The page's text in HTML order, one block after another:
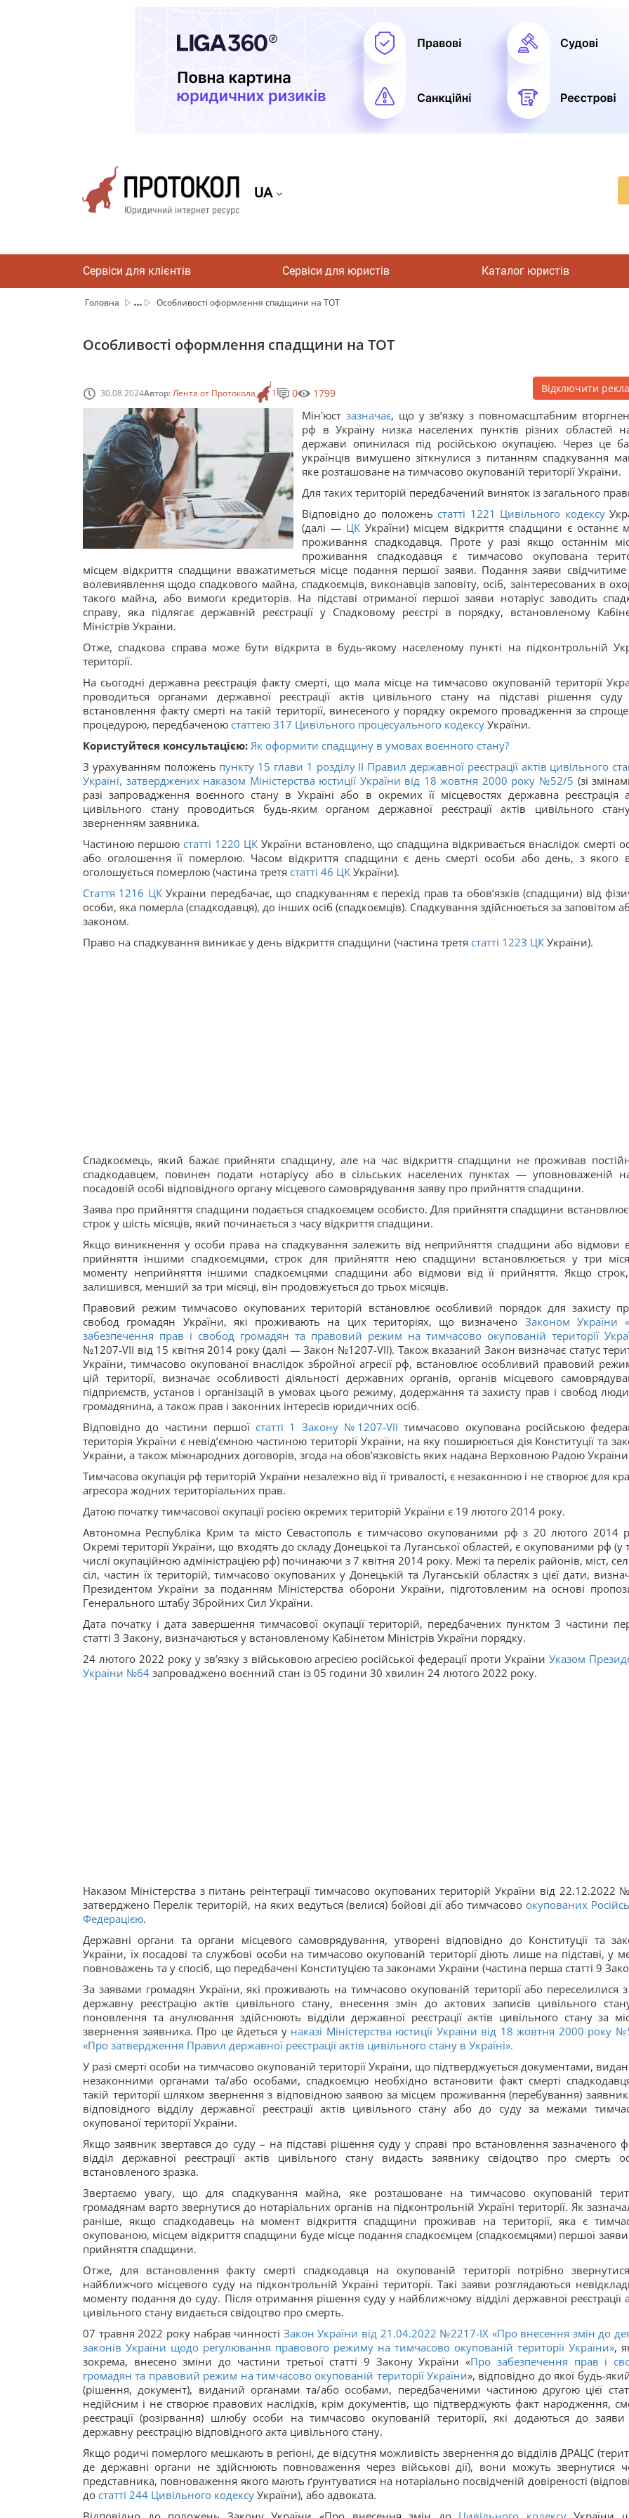
UA
Сервіси для клієнтів Сервіси для юристів Каталог юристів
Головна ... Особливості оформлення спадщини на ТОТ
Особливості оформлення спадщини на ТОТ
30.08.2024Автор:Лента от Протокола 1 0 1799 Відключити
Мін'юст зазначає, що у зв’язку з повномасштабним
рф в Україну низка населених пунктів різних областей
держави опинилася під російською окупацією. Через це
українців вимушено зіткнулися з питанням спадкування
яке розташоване на тимчасово окупованій території України.
Для таких територій передбачений виняток із загального
Відповідно до положеньстатті 1221 Цивільного кодексу
(далі — ЦК України) місцем відкриття спадщини є останнє
проживання спадкодавця. Проте у разі якщо останнім
проживання спадкодавця є тимчасово окупована
місцем відкриття спадщини вважатиметься місце подання першої заяви. Подання заяви
волевиявлення щодо спадкового майна, спадкоємців, виконавців заповіту, осіб, заінтересованих в
такого майна, або вимоги кредиторів. На підставі отриманої першої заяви нотаріус заводить
справу, яка підлягає державній реєстрації у Спадковому реєстрі в порядку, встановленому
Міністрів України.
Отже, спадкова справа може бути відкрита в будь-якому населеному пункті на підконтрольній
території.
На сьогодні державна реєстрація факту смерті, що мала місце на тимчасово окупованій території
проводиться органами державної реєстрації актів цивільного стану на підставі рішення
встановлення факту смерті на такій території, винесеного у порядку окремого провадження за
процедурою, передбаченою статтею 317 Цивільного процесуального кодексу України.
Користуйтеся консультацією: Як оформити спадщину в умовах воєнного стану?
З урахуванням положень пункту 15 глави 1 розділу II Правил державної реєстрації актів цивільного
Україні, затверджених наказом Міністерства юстиції України від 18 жовтня 2000 року №52/5 (зі
разі запровадження воєнного стану в Україні або в окремих її місцевостях державна реєстрація
цивільного стану проводиться будь-яким органом державної реєстрації актів цивільного
зверненням заявника.
Частиною першою статті 1220 ЦКУкраїни встановлено, що спадщина відкривається внаслідок смерті
або оголошення її померлою. Часом відкриття спадщини є день смерті особи або день, з якого
оголошується померлою (частина третя статті 46 ЦК України).
Стаття 1216 ЦКУкраїни передбачає, що спадкуванням є перехід прав та обов’язків (спадщини) від
особи, яка померла (спадкодавця), до інших осіб (спадкоємців). Спадкування здійснюється за заповітом
законом.
Право на спадкування виникає у день відкриття спадщини (частина третя статті 1223 ЦК України).
Спадкоємець, який бажає прийняти спадщину, але на час відкриття спадщини не проживав
спадкодавцем, повинен подати нотаріусу або в сільських населених пунктах — уповноваженій
посадовій особі відповідного органу місцевого самоврядування заяву про прийняття спадщини.
Заява про прийняття спадщини подається спадкоємцем особисто. Для прийняття спадщини
строк у шість місяців, який починається з часу відкриття спадщини.
Якщо виникнення у особи права на спадкування залежить від неприйняття спадщини або відмови
прийняття іншими спадкоємцями, строк для прийняття нею спадщини встановлюється у три
моменту неприйняття іншими спадкоємцями спадщини або відмови від її прийняття. Якщо
залишився, менший за три місяці, він продовжується до трьох місяців.
Правовий режим тимчасово окупованих територій встановлює особливий порядок для захисту
свобод громадян України, які проживають на цих територіях, що визначено Законом України «
забезпечення прав і свобод громадян та правовий режим на тимчасово окупованій території
№1207-VII від 15 квітня 2014 року (далі — Закон №1207-VII). Також вказаний Закон визначає статус
України, тимчасово окупованої внаслідок збройної агресії рф, встановлює особливий правовий
цій території, визначає особливості діяльності державних органів, органів місцевого
підприємств, установ і організацій в умовах цього режиму, додержання та захисту прав і свобод
громадянина, а також прав і законних інтересів юридичних осіб.
Відповідно до частини першої статті 1 Закону №1207-VII тимчасово окупована російською
територія України є невід’ємною частиною території України, на яку поширюється дія Конституції та
України, а також міжнародних договорів, згода на обов’язковість яких надана Верховною Радою
Тимчасова окупація рф територій України незалежно від її тривалості, є незаконною і не створює для
агресора жодних територіальних прав.
Датою початку тимчасової окупації росією окремих територій України є 19 лютого 2014 року.
Автономна Республіка Крим та місто Севастополь є тимчасово окупованими рф з 20 лютого 2014
Окремі території України, що входять до складу Донецької та Луганської областей, є окупованими рф (у
числі окупаційною адміністрацією рф) починаючи з 7 квітня 2014 року. Межі та перелік районів, міст,
сіл, частин їх територій, тимчасово окупованих у Донецькій та Луганській областях з цієї дати,
Президентом України за поданням Міністерства оборони України, підготовленим на основі
Генерального штабу Збройних Сил України.
Дата початку і дата завершення тимчасової окупації територій, передбачених пунктом 3 частини
статті 3 Закону, визначаються у встановленому Кабінетом Міністрів України порядку.
24 лютого 2022 року у зв’язку з військовою агресією російської федерації проти УкраїниУказом
України №64 запроваджено воєнний стан із 05 години 30 хвилин 24 лютого 2022 року.
Наказом Міністерства з питань реінтеграції тимчасово окупованих територій України від 22.12.2022
затверджено Перелік територій, на яких ведуться (велися) бойові дії або тимчасовоокупованих
Федерацією.
Державні органи та органи місцевого самоврядування, утворені відповідно до Конституції та
України, їх посадові та службові особи на тимчасово окупованій території діють лише на підставі, у
повноважень та у спосіб, що передбачені Конституцією та законами України (частина перша статті 9
За заявами громадян України, які проживають на тимчасово окупованій території або переселилися з
державну реєстрацію актів цивільного стану, внесення змін до актових записів цивільного
поновлення та анулювання здійснюють відділи державної реєстрації актів цивільного стану за
звернення заявника. Про це йдеться у наказі Міністерства юстиції України від 18 жовтня 2000 року
«Про затвердження Правил державної реєстрації актів цивільного стану в Україні».
У разі смерті особи на тимчасово окупованій території України, що підтверджується документами,
незаконними органами та/або особами, спадкоємцю необхідно встановити факт смерті
такій території шляхом звернення з відповідною заявою за місцем проживання (перебування)
відповідного відділу державної реєстрації актів цивільного стану або до суду за межами
окупованої території України.
Якщо заявник звертався до суду – на підставі рішення суду у справі про встановлення зазначеного
відділ державної реєстрації актів цивільного стану видасть заявнику свідоцтво про смерть
встановленого зразка.
Звертаємо увагу, що для спадкування майна, яке розташоване на тимчасово окупованій
громадянам варто звернутися до нотаріальних органів на підконтрольній Україні території. Як
раніше, якщо спадкодавець на момент відкриття спадщини проживав на території, яка є
окупованою, місцем відкриття спадщини буде місце подання спадкоємцем (спадкоємцями) першої
прийняття спадщини.
Отже, для встановлення факту смерті спадкодавця на окупованій території потрібно
найближчого місцевого суду на підконтрольній Україні території. Такі заяви розглядаються
моменту подання до суду. Після отримання рішення суду у найближчому відділі державної реєстрації
цивільного стану видається свідоцтво про смерть.
07 травня 2022 року набрав чинності Закон України від 21.04.2022 №2217-IX «Про внесення змін до
законів України щодо регулювання правового режиму на тимчасово окупованій території України»,
зокрема, внесено зміни до частини третьої статті 9 Закону України «Про забезпечення прав і
громадян та правовий режим на тимчасово окупованій території України», відповідно до якої будь-
(рішення, документ), виданий органами та/або особами, передбаченими частиною другою цієї
недійсним і не створює правових наслідків, крім документів, що підтверджують факт народження,
реєстрації (розірвання) шлюбу особи на тимчасово окупованій території, які додаються до
державну реєстрацію відповідного акта цивільного стану.
Якщо родичі померлого мешкають в регіоні, де відсутня можливість звернення до відділів ДРАЦС
де державні органи не здійснюють повноваження через військові дії), вони можуть звернутися
представника, повноваження якого мають ґрунтуватися на нотаріально посвідченій довіреності
до статті 244 Цивільного кодексу України), або адвоката.